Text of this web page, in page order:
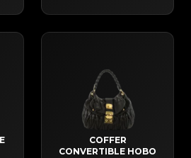
COFFER
CONVERTIBLE HOBO